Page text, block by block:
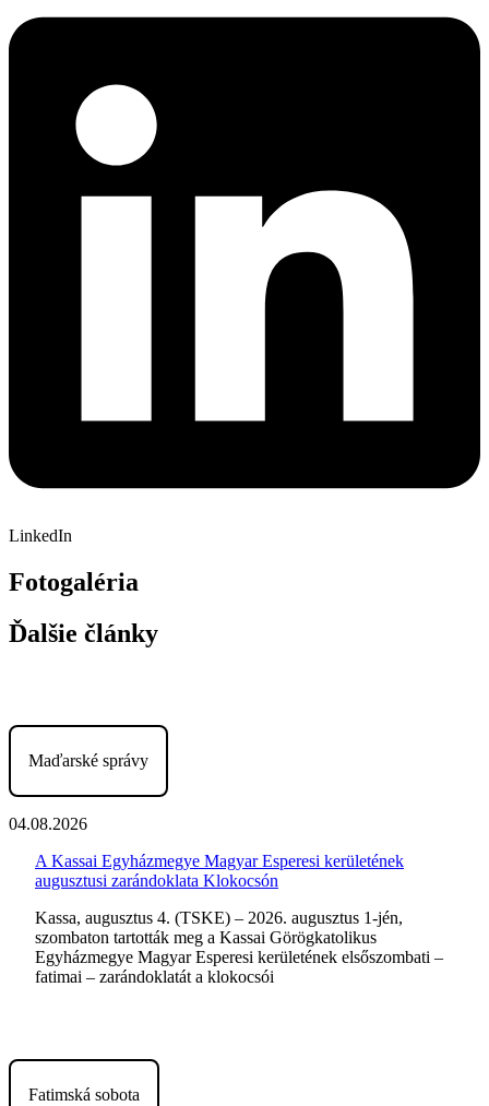
LinkedIn
Fotogaléria
Ďalšie články
Maďarské správy
04.08.2026
A Kassai Egyházmegye Magyar Esperesi kerületének
augusztusi zarándoklata Klokocsón
Kassa, augusztus 4. (TSKE) – 2026. augusztus 1-jén,
szombaton tartották meg a Kassai Görögkatolikus
Egyházmegye Magyar Esperesi kerületének elsőszombati –
fatimai – zarándoklatát a klokocsói
Fatimská sobota